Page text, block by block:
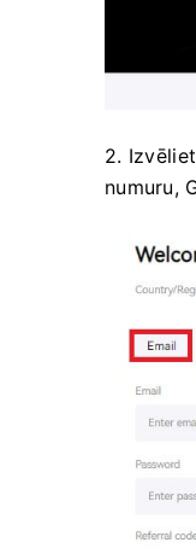
2.
numuru,